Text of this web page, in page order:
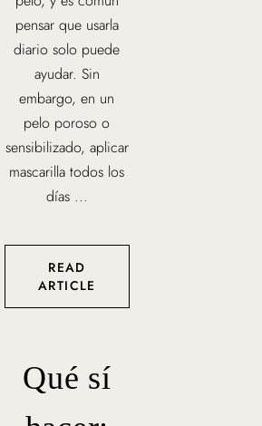
pensar que usarla
diario solo puede
ayudar. Sin
embargo, en un
pelo poroso o
sensibilizado, aplicar
mascarilla todos los
días ...
READ
ARTICLE
Qué sí